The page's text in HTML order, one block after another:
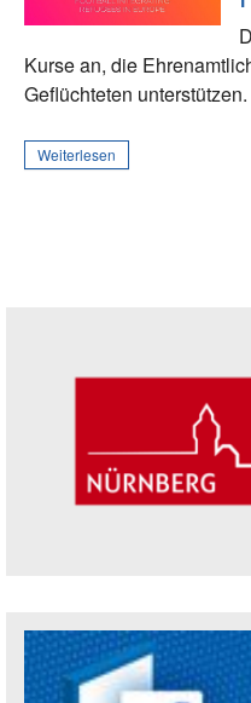
Kurse an, die
Geflüchteten unterstützen.
Weiterlesen